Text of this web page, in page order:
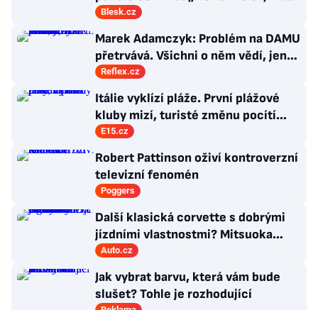
exšéf Správy železnic
Blesk.cz
Marek Adamczyk: Problém na DAMU
přetrvává. Všichni o něm vědí, jen
moc nevědí, co s ním
Reflex.cz
Itálie vyklízí pláže. První plážové
kluby mizí, turisté změnu pocítí
brzy
E15.cz
Robert Pattinson oživí kontroverzní
televizní fenomén
Poggers
Další klasická corvette s dobrými
jízdními vlastnostmi? Mitsuoka
znovu využije legendární MX-5
Auto.cz
Jak vybrat barvu, která vám bude
slušet? Tohle je rozhodující